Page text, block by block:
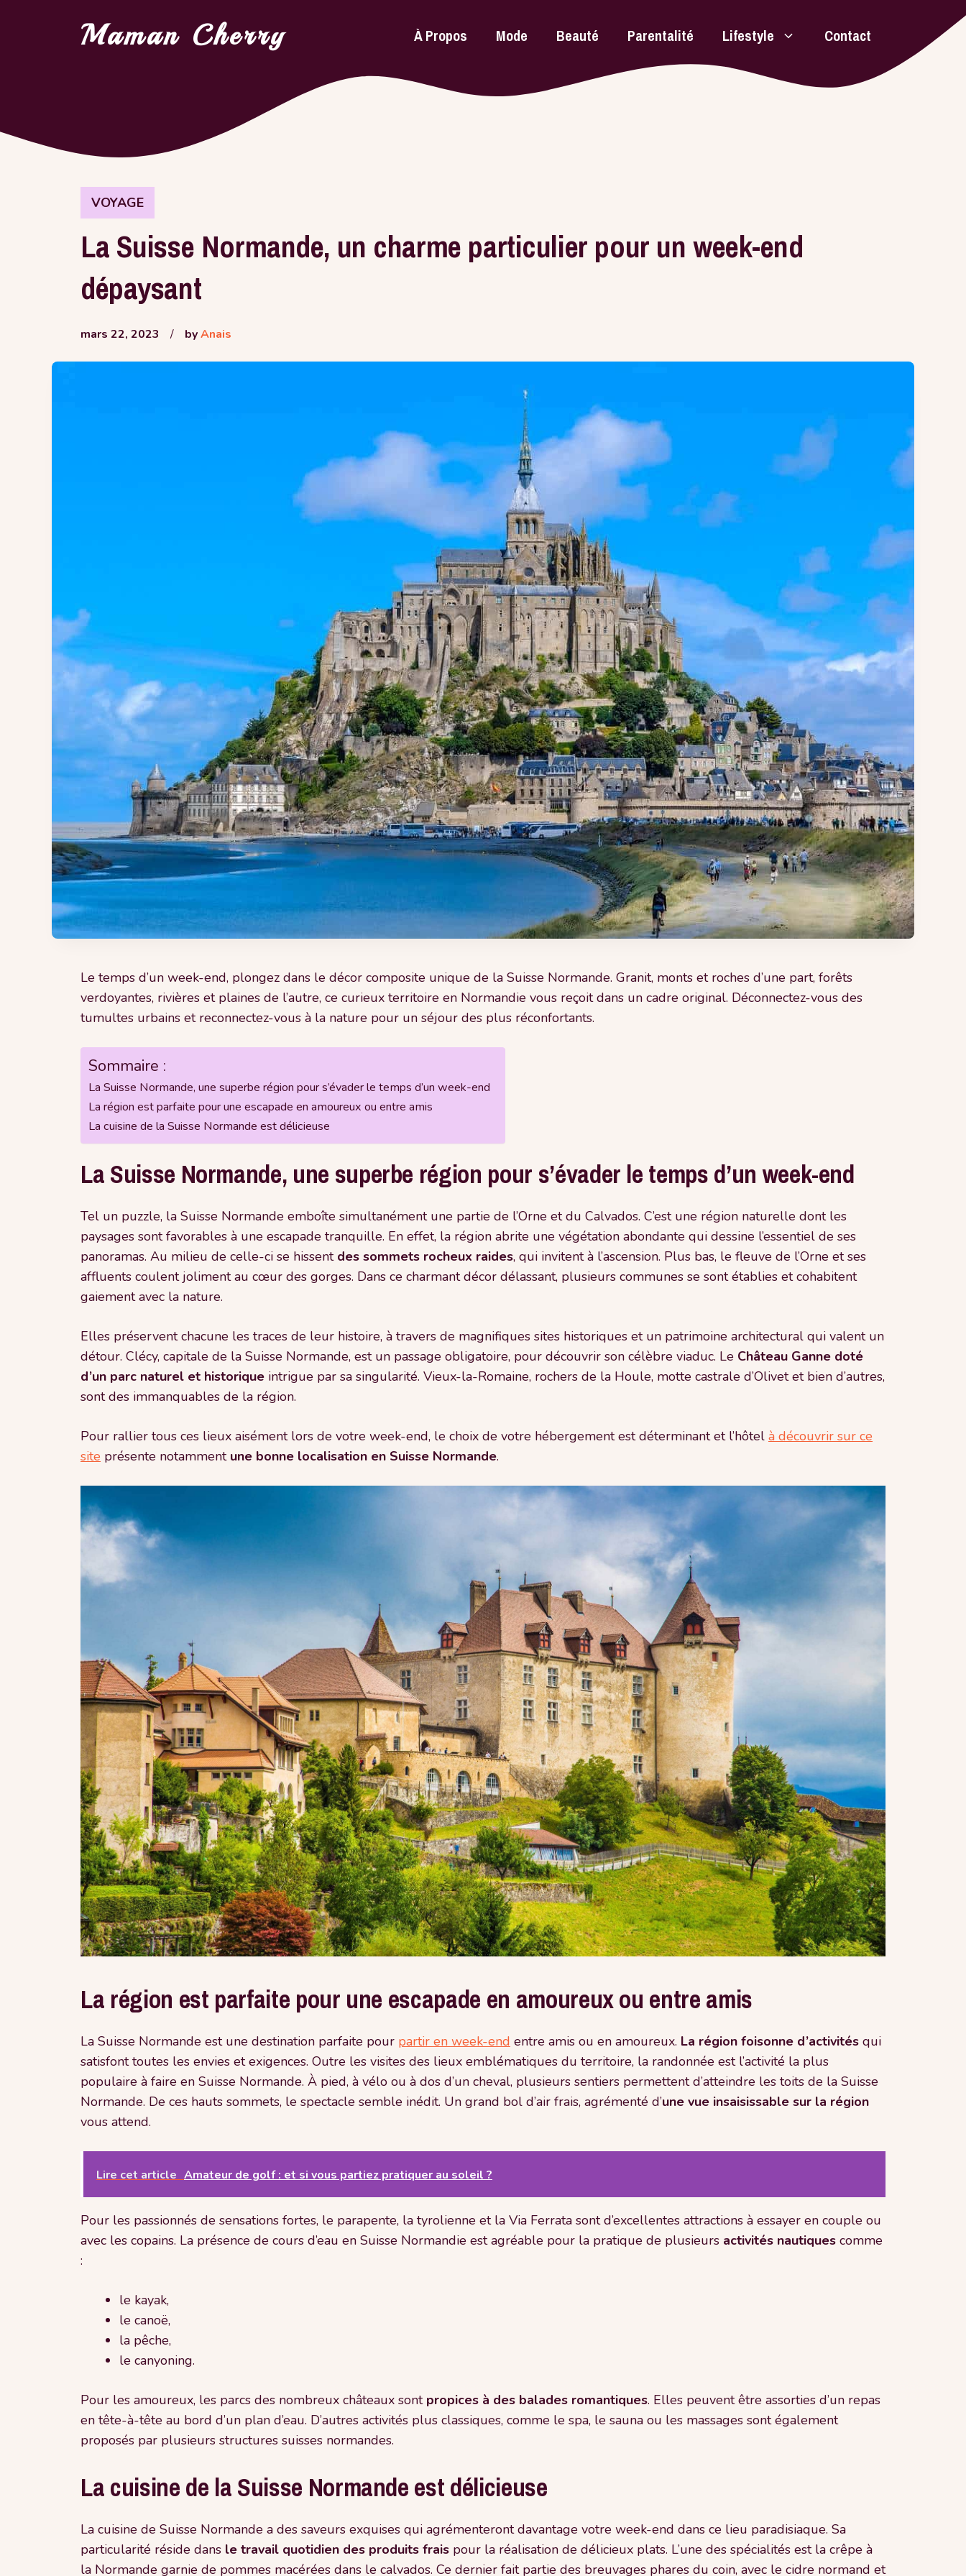
Maman Cherry À Propos Mode Beauté Parentalité Lifestyle Contact
VOYAGE
La Suisse Normande, un charme particulier pour un week-end
dépaysant
mars 22, 2023 / byAnais
Le temps d’un week-end, plongez dans le décor composite unique de la Suisse Normande. Granit, monts et roches d’une part, forêts
verdoyantes, rivières et plaines de l’autre, ce curieux territoire en Normandie vous reçoit dans un cadre original. Déconnectez-vous des
tumultes urbains et reconnectez-vous à la nature pour un séjour des plus réconfortants.
Sommaire :
La Suisse Normande, une superbe région pour s’évader le temps d’un week-end
La région est parfaite pour une escapade en amoureux ou entre amis
La cuisine de la Suisse Normande est délicieuse
La Suisse Normande, une superbe région pour s’évader le temps d’un week-end
Tel un puzzle, la Suisse Normande emboîte simultanément une partie de l’Orne et du Calvados. C’est une région naturelle dont les
paysages sont favorables à une escapade tranquille. En effet, la région abrite une végétation abondante qui dessine l’essentiel de ses
panoramas. Au milieu de celle-ci se hissent des sommets rocheux raides, qui invitent à l’ascension. Plus bas, le fleuve de l’Orne et ses
affluents coulent joliment au cœur des gorges. Dans ce charmant décor délassant, plusieurs communes se sont établies et cohabitent
gaiement avec la nature.
Elles préservent chacune les traces de leur histoire, à travers de magnifiques sites historiques et un patrimoine architectural qui valent un
détour. Clécy, capitale de la Suisse Normande, est un passage obligatoire, pour découvrir son célèbre viaduc. Le Château Ganne doté
d’un parc naturel et historique intrigue par sa singularité. Vieux-la-Romaine, rochers de la Houle, motte castrale d’Olivet et bien d’autres,
sont des immanquables de la région.
Pour rallier tous ces lieux aisément lors de votre week-end, le choix de votre hébergement est déterminant et l’hôtel à découvrir sur ce
site présente notamment une bonne localisation en Suisse Normande.
La région est parfaite pour une escapade en amoureux ou entre amis
La Suisse Normande est une destination parfaite pour partir en week-end entre amis ou en amoureux. La région foisonne d’activités qui
satisfont toutes les envies et exigences. Outre les visites des lieux emblématiques du territoire, la randonnée est l’activité la plus
populaire à faire en Suisse Normande. À pied, à vélo ou à dos d’un cheval, plusieurs sentiers permettent d’atteindre les toits de la Suisse
Normande. De ces hauts sommets, le spectacle semble inédit. Un grand bol d’air frais, agrémenté d’une vue insaisissable sur la région
vous attend.
Lire cet article Amateur de golf : et si vous partiez pratiquer au soleil ?
Pour les passionnés de sensations fortes, le parapente, la tyrolienne et la Via Ferrata sont d’excellentes attractions à essayer en couple ou
avec les copains. La présence de cours d’eau en Suisse Normandie est agréable pour la pratique de plusieurs activités nautiques comme
:
le kayak,
le canoë,
la pêche,
le canyoning.
Pour les amoureux, les parcs des nombreux châteaux sont propices à des balades romantiques. Elles peuvent être assorties d’un repas
en tête-à-tête au bord d’un plan d’eau. D’autres activités plus classiques, comme le spa, le sauna ou les massages sont également
proposés par plusieurs structures suisses normandes.
La cuisine de la Suisse Normande est délicieuse
La cuisine de Suisse Normande a des saveurs exquises qui agrémenteront davantage votre week-end dans ce lieu paradisiaque. Sa
particularité réside dans le travail quotidien des produits frais pour la réalisation de délicieux plats. L’une des spécialités est la crêpe à
la Normande garnie de pommes macérées dans le calvados. Ce dernier fait partie des breuvages phares du coin, avec le cidre normand et